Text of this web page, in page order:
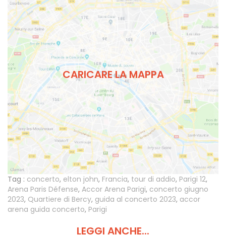
CARICARE LA MAPPA
Tag : concerto, elton john, Francia, tour di addio, Parigi 12,
Arena Paris Défense, Accor Arena Parigi, concerto giugno
2023, Quartiere di Bercy, guida al concerto 2023, accor
arena guida concerto, Parigi
LEGGI ANCHE...